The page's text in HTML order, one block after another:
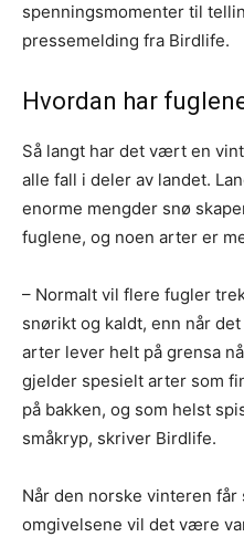
spenningsmomenter til
pressemelding fra Birdlife.
Hvordan har
Så langt har det vært en
alle fall i deler av landet.
enorme mengder snø
fuglene, og noen arter er
– Normalt vil flere fugler
snørikt og kaldt, enn når
arter lever helt på grensa
gjelder spesielt arter som
på bakken, og som helst
småkryp, skriver Birdlife.
Når den norske vinteren får
omgivelsene vil det være